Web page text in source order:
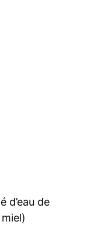
d’eau de